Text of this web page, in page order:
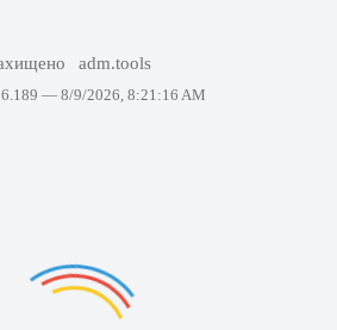
adm.tools
— 8/9/2026, 8:21:16 AM